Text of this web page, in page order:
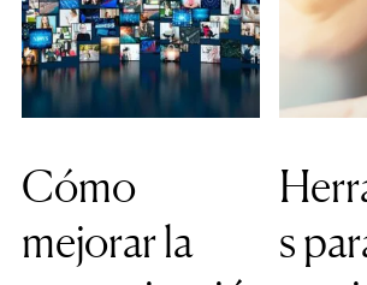
Cómo
mejorar la
s